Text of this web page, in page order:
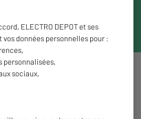
ou ville
reconditionné : Chambéry,
Reims La Neuvillette,
ELECTRO DEPOT et ses
données personnelles pour :
sociaux,